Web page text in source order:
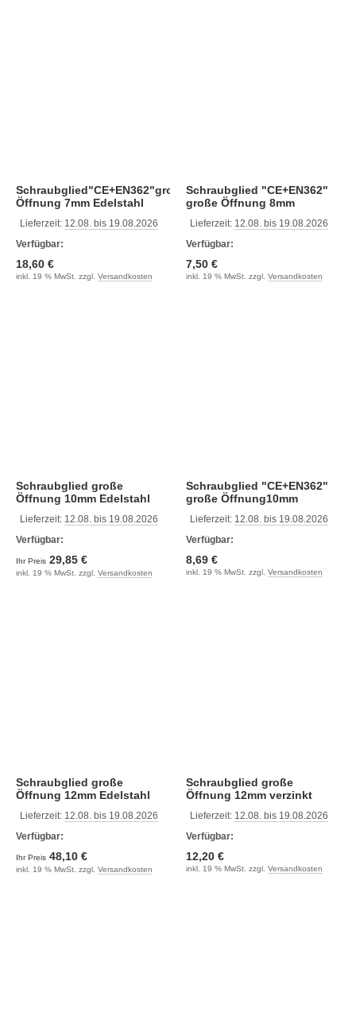
Schraubglied"CE+EN362"große
Öffnung 7mm Edelstahl
Lieferzeit: 12.08. bis 19.08.2026
Verfügbar:
18,60 €
inkl. 19 % MwSt. zzgl. Versandkosten
Schraubglied "CE+EN362"
große Öffnung 8mm
Lieferzeit: 12.08. bis 19.08.2026
Verfügbar:
7,50 €
inkl. 19 % MwSt. zzgl. Versandkosten
Schraubglied große
Öffnung 10mm Edelstahl
Lieferzeit: 12.08. bis 19.08.2026
Verfügbar:
Ihr Preis 29,85 €
inkl. 19 % MwSt. zzgl. Versandkosten
Schraubglied "CE+EN362"
große Öffnung10mm
Lieferzeit: 12.08. bis 19.08.2026
Verfügbar:
8,69 €
inkl. 19 % MwSt. zzgl. Versandkosten
Schraubglied große
Öffnung 12mm Edelstahl
Lieferzeit: 12.08. bis 19.08.2026
Verfügbar:
Ihr Preis 48,10 €
inkl. 19 % MwSt. zzgl. Versandkosten
Schraubglied große
Öffnung 12mm verzinkt
Lieferzeit: 12.08. bis 19.08.2026
Verfügbar:
12,20 €
inkl. 19 % MwSt. zzgl. Versandkosten